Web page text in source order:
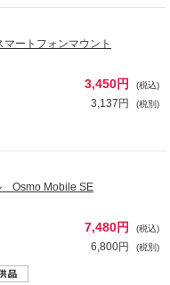
ートフォンマウント
3,450円 (税込)
3,137円 (税別)
Osmo Mobile SE
7,480円 (税込)
6,800円 (税別)